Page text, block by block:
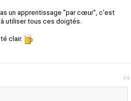
un apprentissage "par cœur", c'est
utiliser tous ces doigtés.
clair.
#4